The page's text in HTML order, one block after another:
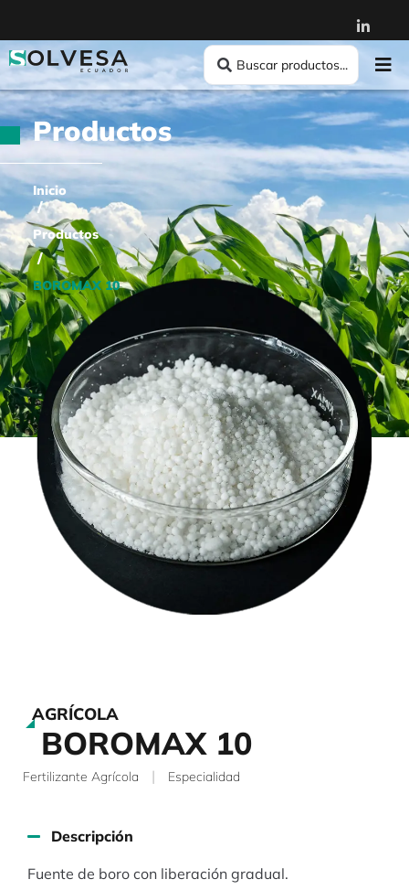
Productos
Inicio
/
Productos
/
BOROMAX 10
AGRÍCOLA
BOROMAX 10
Fertilizante Agrícola | Especialidad
Descripción
Fuente de boro con liberación gradual.